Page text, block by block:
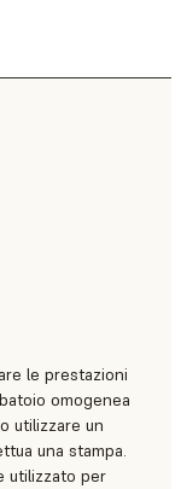
le prestazioni
omogenea
utilizzare un
una stampa.
utilizzato per